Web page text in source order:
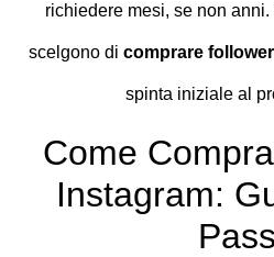
richiedere mesi, se non
scelgono di comprare
spinta iniziale al
Come
Instagram: